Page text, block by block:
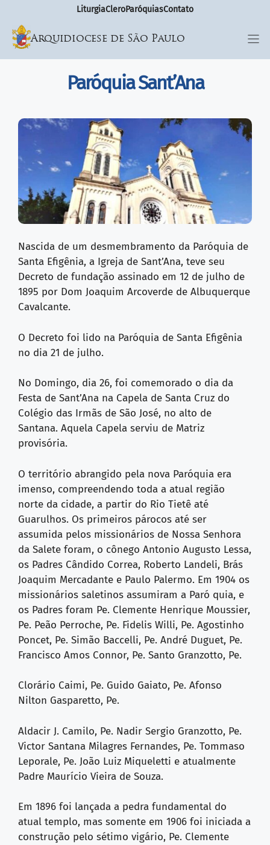
LiturgiaCleroParóquiasContato
Arquidiocese de São Paulo
Paróquia Sant’Ana
Nascida de um desmembramento da Paróquia de
Santa Efigênia, a Igreja de Sant’Ana, teve seu
Decreto de fundação assinado em 12 de julho de
1895 por Dom Joaquim Arcoverde de Albuquerque
Cavalcante.
O Decreto foi lido na Paróquia de Santa Efigênia
no dia 21 de julho.
No Domingo, dia 26, foi comemorado o dia da
Festa de Sant’Ana na Capela de Santa Cruz do
Colégio das Irmãs de São José, no alto de
Santana. Aquela Capela serviu de Matriz
provisória.
O território abrangido pela nova Paróquia era
imenso, compreendendo toda a atual região
norte da cidade, a partir do Rio Tietê até
Guarulhos. Os primeiros párocos até ser
assumida pelos missionários de Nossa Senhora
da Salete foram, o cônego Antonio Augusto Lessa,
os Padres Cândido Correa, Roberto Landeli, Brás
Joaquim Mercadante e Paulo Palermo. Em 1904 os
missionários saletinos assumiram a Paró quia, e
os Padres foram Pe. Clemente Henrique Moussier,
Pe. Peão Perroche, Pe. Fidelis Willi, Pe. Agostinho
Poncet, Pe. Simão Baccelli, Pe. André Duguet, Pe.
Francisco Amos Connor, Pe. Santo Granzotto, Pe.
Clorário Caimi, Pe. Guido Gaiato, Pe. Afonso
Nilton Gasparetto, Pe.
Aldacir J. Camilo, Pe. Nadir Sergio Granzotto, Pe.
Victor Santana Milagres Fernandes, Pe. Tommaso
Leporale, Pe. João Luiz Miqueletti e atualmente
Padre Maurício Vieira de Souza.
Em 1896 foi lançada a pedra fundamental do
atual templo, mas somente em 1906 foi iniciada a
construção pelo sétimo vigário, Pe. Clemente